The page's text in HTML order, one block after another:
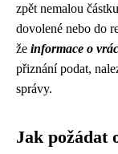
zpět nemalou
dovolené nebo do
že informace o
přiznání podat,
správy.
Jak požádat